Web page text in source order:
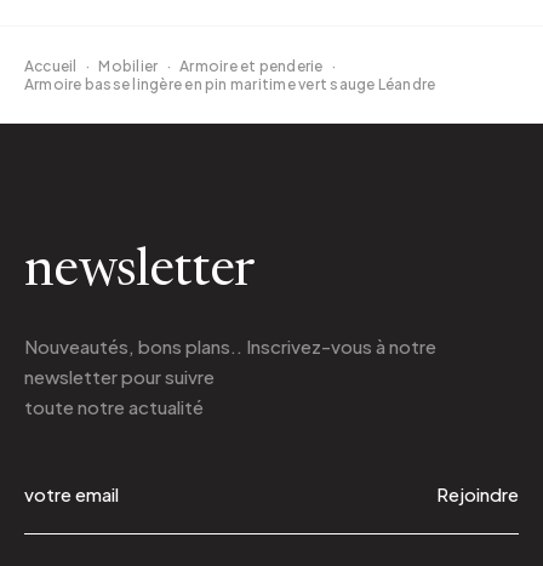
Accueil · Mobilier · Armoire et penderie ·
Armoire basse lingère en pin maritime vert sauge Léandre
newsletter
Nouveautés, bons plans.. Inscrivez-vous à notre
newsletterpour suivre
toute notre actualité
Rejoindre